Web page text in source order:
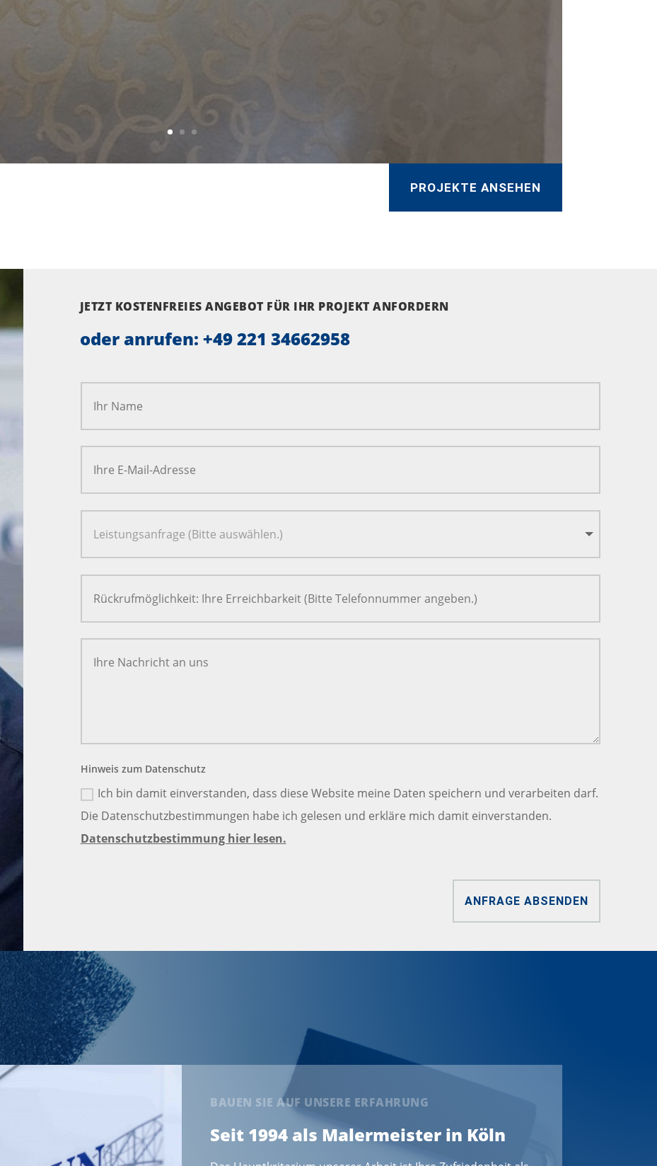
PROJEKTE ANSEHEN
JETZT KOSTENFREIES ANGEBOT FÜR IHR PROJEKT ANFORDERN
oder anrufen: +49 221 34662958
Hinweis zum Datenschutz
Ich bin damit einverstanden, dass diese Website meine Daten speichern und verarbeiten darf.
Die Datenschutzbestimmungen habe ich gelesen und erkläre mich damit einverstanden.
Datenschutzbestimmung hier lesen.
ANFRAGE ABSENDEN
BAUEN SIE AUF UNSERE ERFAHRUNG
Seit 1994 als Malermeister in Köln